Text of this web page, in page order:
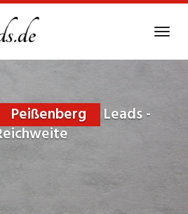
Peißenberg
Leads -